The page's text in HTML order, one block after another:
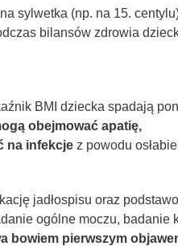
sylwetka (np. na 15.
bilansów zdrowia
BMI dziecka spadają
obejmować apatię,
na infekcje z powodu
jadłospisu oraz
ogólne moczu, badanie
bowiem pierwszym